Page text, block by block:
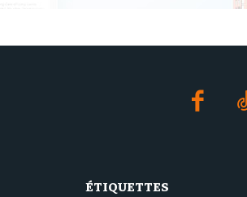
ÉTIQUETTES